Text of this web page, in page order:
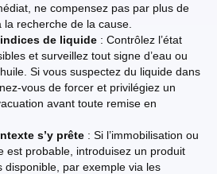
ne compensez pas par plus de
recherche de la cause.
de liquide : Contrôlez l’état
et surveillez tout signe d’eau ou
Si vous suspectez du liquide dans
vous de forcer et privilégiez un
avant toute remise en
s’y prête : Si l’immobilisation ou
est probable, introduisez un produit
disponible, par exemple via les